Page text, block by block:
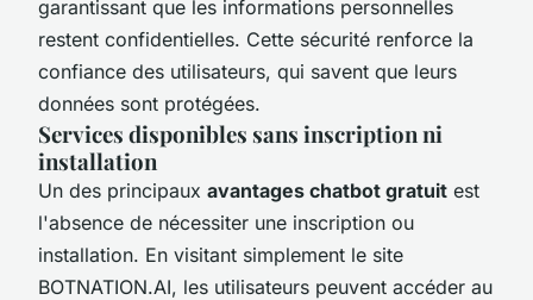
garantissant que les informations personnelles
restent confidentielles. Cette sécurité renforce la
confiance des utilisateurs, qui savent que leurs
données sont protégées.
Services disponibles sans inscription ni
installation
Un des principaux avantages chatbot gratuit est
l'absence de nécessiter une inscription ou
installation. En visitant simplement le site
BOTNATION.AI, les utilisateurs peuvent accéder au